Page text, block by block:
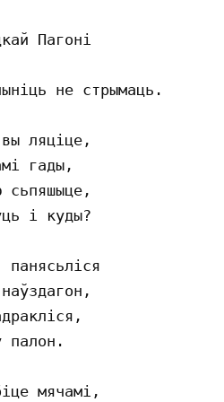
Пагонi
не стрымаць.
вы ляцiце,
гады,
i куды?
мячамi,